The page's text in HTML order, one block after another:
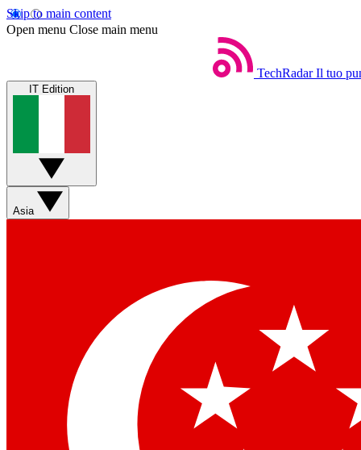
Skip to main content
Open menu Close main menu
TechRadar Il tuo
IT Edition
Asia